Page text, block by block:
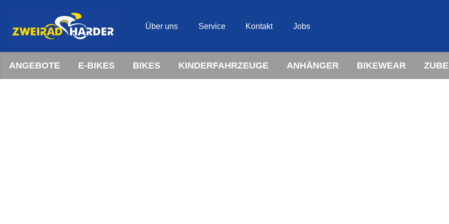
Über uns Service Kontakt Jobs
ANGEBOTE E-BIKES BIKES KINDERFAHRZEUGE ANHÄNGER BIKEWEAR